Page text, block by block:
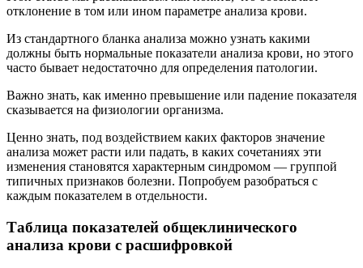
отклонение в том или ином параметре анализа крови.
Из стандартного бланка анализа можно узнать какими
должны быть нормальные показатели анализа крови, но этого
часто бывает недостаточно для определения патологии.
Важно знать, как именно превышение или падение показателя
сказывается на физиологии организма.
Ценно знать, под воздействием каких факторов значение
анализа может расти или падать, в каких сочетаниях эти
изменения становятся характерным синдромом — группой
типичных признаков болезни. Попробуем разобраться с
каждым показателем в отдельности.
Таблица показателей общеклинического
анализа крови с расшифровкой